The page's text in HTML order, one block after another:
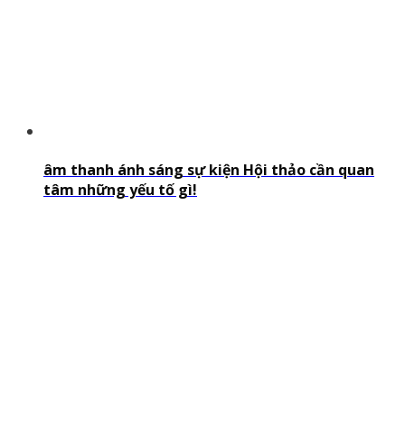
âm thanh ánh sáng sự kiện Hội thảo cần quan
tâm những yếu tố gì!